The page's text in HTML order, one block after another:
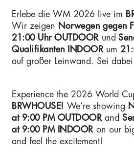
Erlebe die WM 2026 live im
Wir zeigen Norwegen gegen
21:00 Uhr OUTDOOR und
Qualifikanten INDOOR um
auf großer Leinwand. Sei
Experience the 2026 World
BRWHOUSE! We’re showing
at 9:00 PM OUTDOOR and
at 9:00 PM INDOOR on our
and feel the excitement!